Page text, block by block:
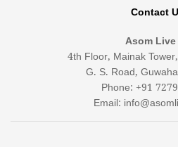
Contact
Asom Live
4th Floor, Mainak
G. S. Road,
Phone: +91
Email: